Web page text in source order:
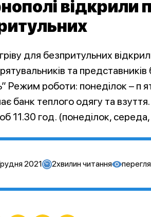
відкрили
для безпритульних
рятувальників та
Режим роботи: понеділок – п
банк теплого одягу та
11.30 год. (понеділок,
2021 2хвилин читання